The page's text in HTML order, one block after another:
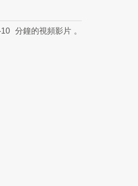
分鐘的視頻影片 。